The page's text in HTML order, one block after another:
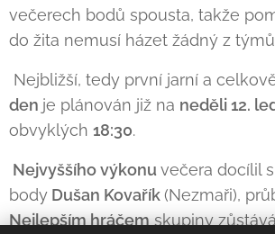
večerech bodů spousta, takže
do žita nemusí házet žádný z
Nejbližší, tedy první jarní a
den je plánován již na neděli 12.
obvyklých 18:30.
Nejvyššího výkonu večera docílil
body Dušan Kovařík(Nezmaři),
Nejlepším hráčemskupiny